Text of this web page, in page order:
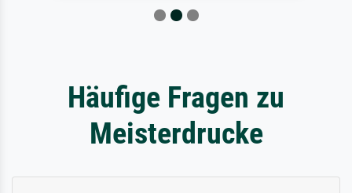
Häufige Fragen zu
Meisterdrucke